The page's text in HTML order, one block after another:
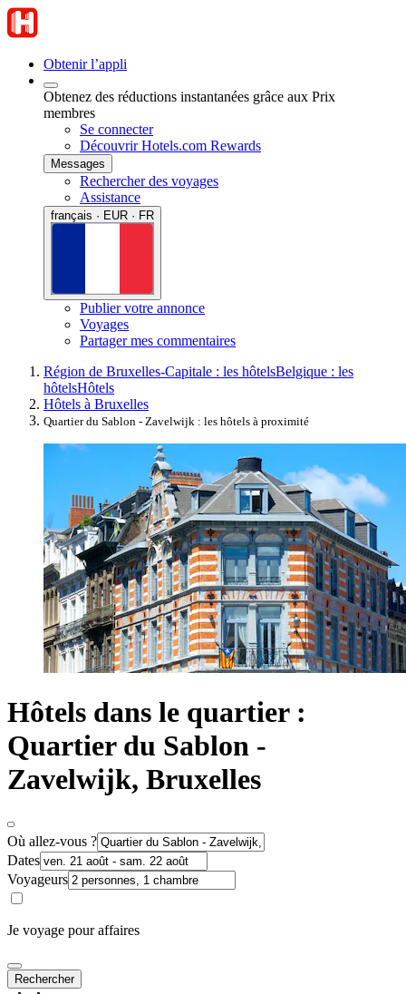
Obtenir l’appli
Obtenez des réductions instantanées grâce aux Prix
membres
Se connecter
Découvrir Hotels.com Rewards
Messages
Rechercher des voyages
Assistance
français · EUR · FR
Publier votre annonce
Voyages
Partager mes commentaires
Région de Bruxelles-Capitale : les hôtelsBelgique : les
hôtelsHôtels
Hôtels à Bruxelles
Quartier du Sablon - Zavelwijk : les hôtels à proximité
Hôtels dans le quartier :
Quartier du Sablon -
Zavelwijk, Bruxelles
Où allez-vous ?
Dates
Voyageurs
Je voyage pour affaires
Rechercher